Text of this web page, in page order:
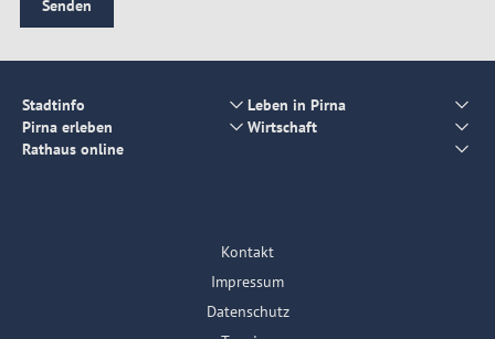
Senden
Stadtinfo
Leben in Pirna
Pirna erleben
Wirtschaft
Rathaus online
Kontakt
Impressum
Datenschutz